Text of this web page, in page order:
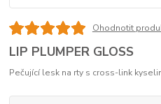
Ohodnotit
LIP PLUMPER GLOSS
Pečující lesk na rty s cross-link